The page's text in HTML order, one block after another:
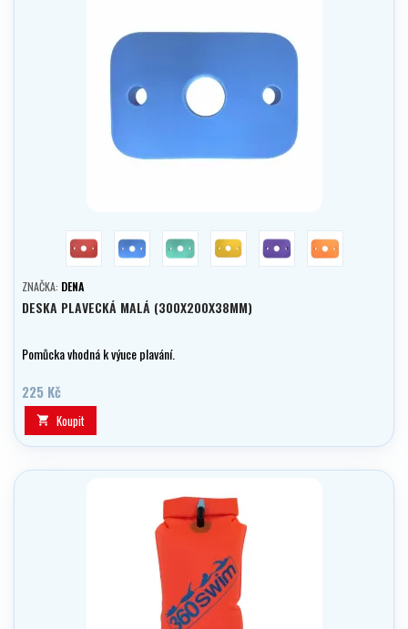
červená modrá zelena žlutá fialová Oranžová
ZNAČKA: DENA
DESKA PLAVECKÁ MALÁ (300X200X38MM)
Pomůcka vhodná k výuce plavání.
225 Kč
 Koupit